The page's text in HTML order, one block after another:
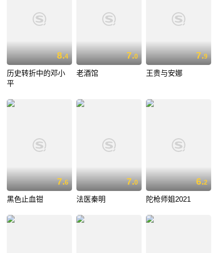
8.4
历史转折中的邓小
平
7.0
老酒馆
7.9
王贵与安娜
7.6
黑色止血钳
7.0
法医秦明
6.2
陀枪师姐2021